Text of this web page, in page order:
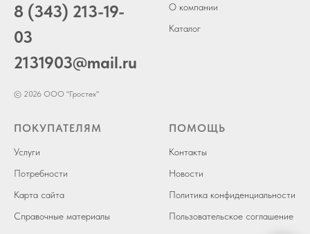
8 (343) 213-19-
03
2131903@mail.ru
© 2026 ООО "Гростех"
О компании
Каталог
ПОКУПАТЕЛЯМ
Услуги
Потребности
Карта сайта
Справочные материалы
ПОМОЩЬ
Контакты
Новости
Политика конфиденциальности
Пользовательское соглашение